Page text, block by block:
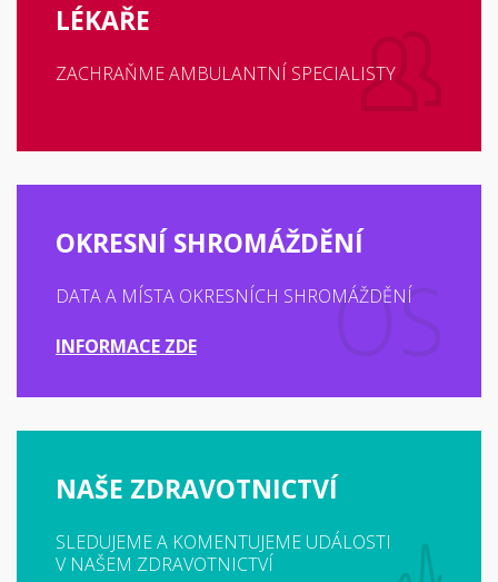
LÉKAŘE
ZACHRAŇME AMBULANTNÍ SPECIALISTY
OKRESNÍ SHROMÁŽDĚNÍ
DATA A MÍSTA OKRESNÍCH SHROMÁŽDĚNÍ
INFORMACE ZDE
NAŠE ZDRAVOTNICTVÍ
SLEDUJEME A KOMENTUJEME UDÁLOSTI
V NAŠEM ZDRAVOTNICTVÍ